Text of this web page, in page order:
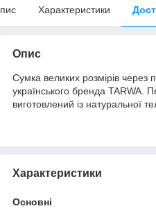
Характеристики
Опис
Сумка великих розмірів через
українського бренда TARWA.
виготовлений із натуральної
Характеристики
Основні